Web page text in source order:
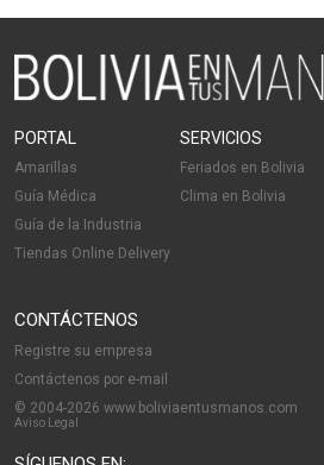
PORTAL
Amarillas
Guía Médica
Guía de la Industria
Tiendas Online Delivery
SERVICIOS
Feriados en Bolivia
Clima en Bolivia
CONTÁCTENOS
Registre su empresa
Contáctenos por e-mail
© 2004-2026 www.boliviaentusmanos.com
Aviso Legal